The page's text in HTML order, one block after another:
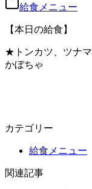
給食メニュー
【本日の給食】
★トンカツ、ツナ
かぼちゃ
カテゴリー
給食メニュー
関連記事